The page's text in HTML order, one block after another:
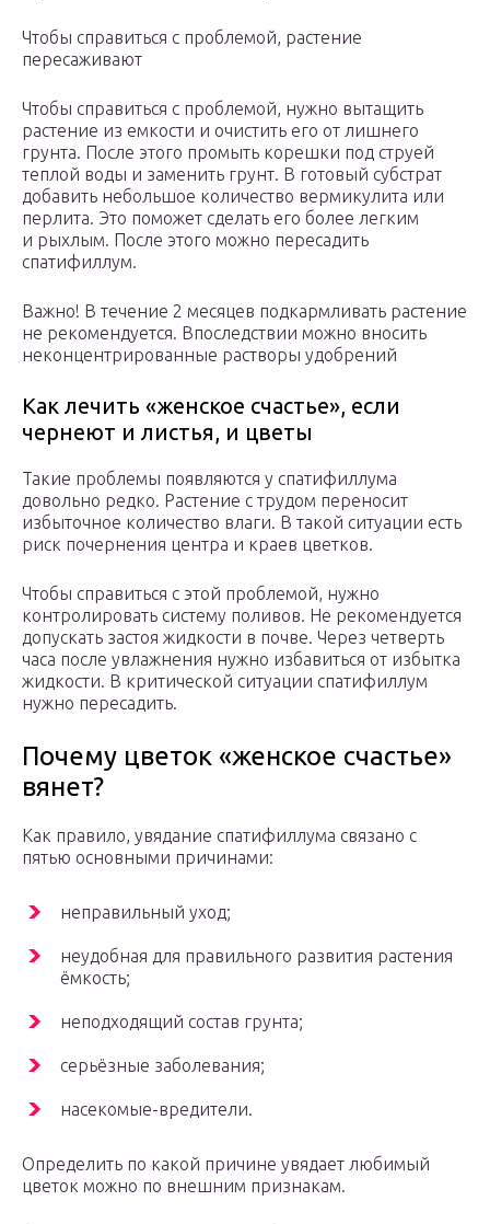
Чтобы справиться с проблемой, растение
пересаживают
Чтобы справиться с проблемой, нужно вытащить
растение из емкости и очистить его от лишнего
грунта. После этого промыть корешки под струей
теплой воды и заменить грунт. В готовый субстрат
добавить небольшое количество вермикулита или
перлита. Это поможет сделать его более легким
и рыхлым. После этого можно пересадить
спатифиллум.
Важно! В течение 2 месяцев подкармливать растение
не рекомендуется. Впоследствии можно вносить
неконцентрированные растворы удобрений
Как лечить «женское счастье», если
чернеют и листья, и цветы
Такие проблемы появляются у спатифиллума
довольно редко. Растение с трудом переносит
избыточное количество влаги. В такой ситуации есть
риск почернения центра и краев цветков.
Чтобы справиться с этой проблемой, нужно
контролировать систему поливов. Не рекомендуется
допускать застоя жидкости в почве. Через четверть
часа после увлажнения нужно избавиться от избытка
жидкости. В критической ситуации спатифиллум
нужно пересадить.
Почему цветок «женское счастье»
вянет?
Как правило, увядание спатифиллума связано с
пятью основными причинами:
неправильный уход;
неудобная для правильного развития растения
ёмкость;
неподходящий состав грунта;
серьёзные заболевания;
насекомые-вредители.
Определить по какой причине увядает любимый
цветок можно по внешним признакам.